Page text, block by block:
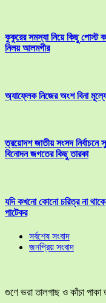
কুকুরের সমস্যা নিয়ে কিছু পোস্ট
নিলয় আলমগীর
অ্যাফ্লেক নিজের অংশ বিনা
ত্রয়োদশ জাতীয় সংসদ নির্বাচনে
বিনোদন জগতের কিছু তারকা
যদি কখনো কোনো চরিত্র না
পাটেকর
সর্বশেষ সংবাদ
জনপ্রিয় সংবাদ
গুণে ভরা তালগাছ ও কাঁচা পাকা